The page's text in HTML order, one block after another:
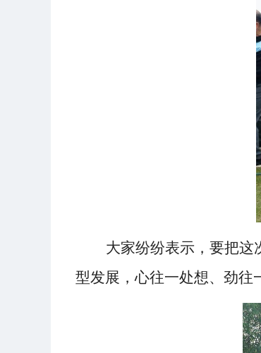
大家纷纷表示，要把这
型发展，心往一处想、劲往